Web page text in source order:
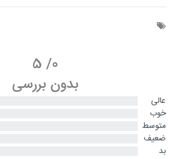
0
/
5
بدون بررسی
عالی
خوب
متوسط
ضعیف
بد